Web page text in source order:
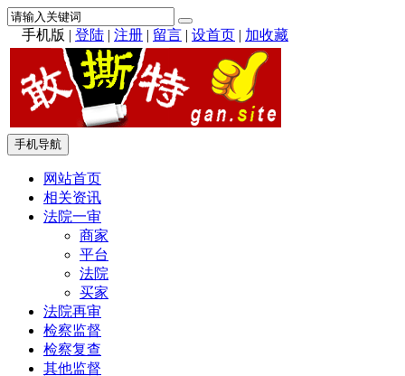
手机版 | 登陆 | 注册 | 留言 | 设首页 | 加收藏
手机导航
网站首页
相关资讯
法院一审
商家
平台
法院
买家
法院再审
检察监督
检察复查
其他监督